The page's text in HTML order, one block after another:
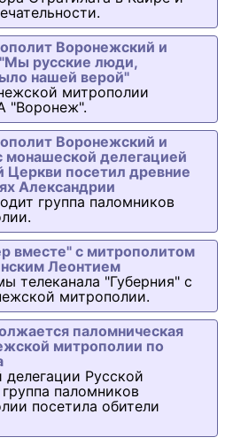
Воронежский и
русские люди,
нашей верой"
митрополии
"Воронеж".
Воронежский и
монашеской делегацией
Церкви посетил древние
Александрии
группа паломников
вместе" с митрополитом
Леонтием
телеканала "Губерния" с
митрополии.
паломническая
митрополии по
Русской
паломников
посетила обители